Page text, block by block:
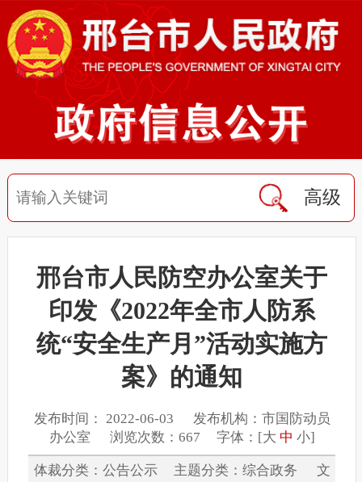
高级
邢台市人民防空办公室关于
印发《2022年全市人防系
统“安全生产月”活动实施方
案》的通知
发布时间： 2022-06-03 发布机构：市国防动员
办公室 浏览次数：667 字体：[大 中 小]
体裁分类：公告公示 主题分类：综合政务 文